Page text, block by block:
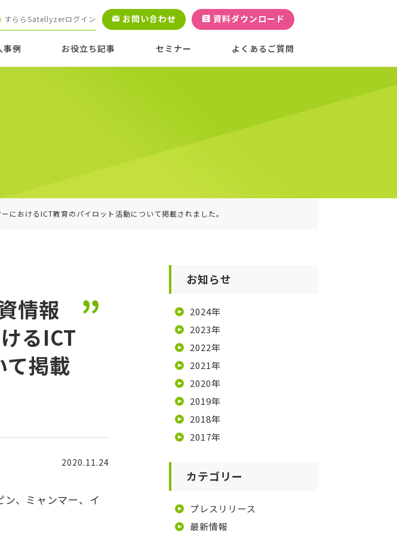
すららSatellyzerログイン お問い合わせ 資料ダウンロード
事例 お役立ち記事 セミナー よくあるご質問
におけるICT教育のパイロット活動について掲載されました。
情報
るICT
て掲載
2020.11.24
、ミャンマー、イ
お知らせ
2024年
2023年
2022年
2021年
2020年
2019年
2018年
2017年
カテゴリー
プレスリリース
最新情報